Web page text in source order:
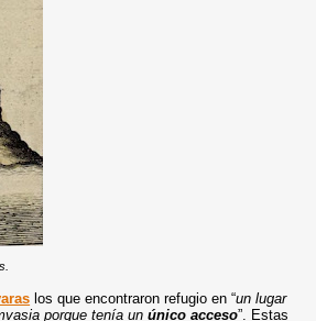
los que encontraron refugio en “un lugar
porque tenía unúnico acceso”. Estas